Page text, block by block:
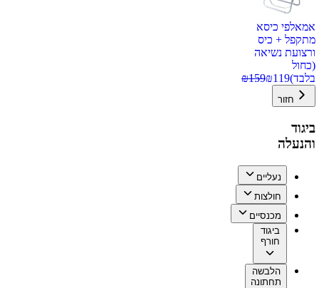
אמאלפי כיסא
מתקפל + כיס
ורצועת נשיאה
(כחול
בלבד)
₪119
₪159
חזור
ביגוד
והנעלה
נעליים
חולצות
מכנסיים
ביגוד
חורף
הלבשה
תחתונה